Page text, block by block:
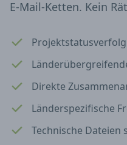
E-Mail-Ketten. Kein
Direkte
Länderspezifische
Technische Dateien